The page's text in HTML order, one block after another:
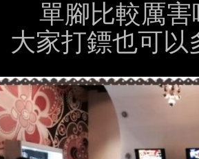
單腳比較厲
大家打鏢也可以